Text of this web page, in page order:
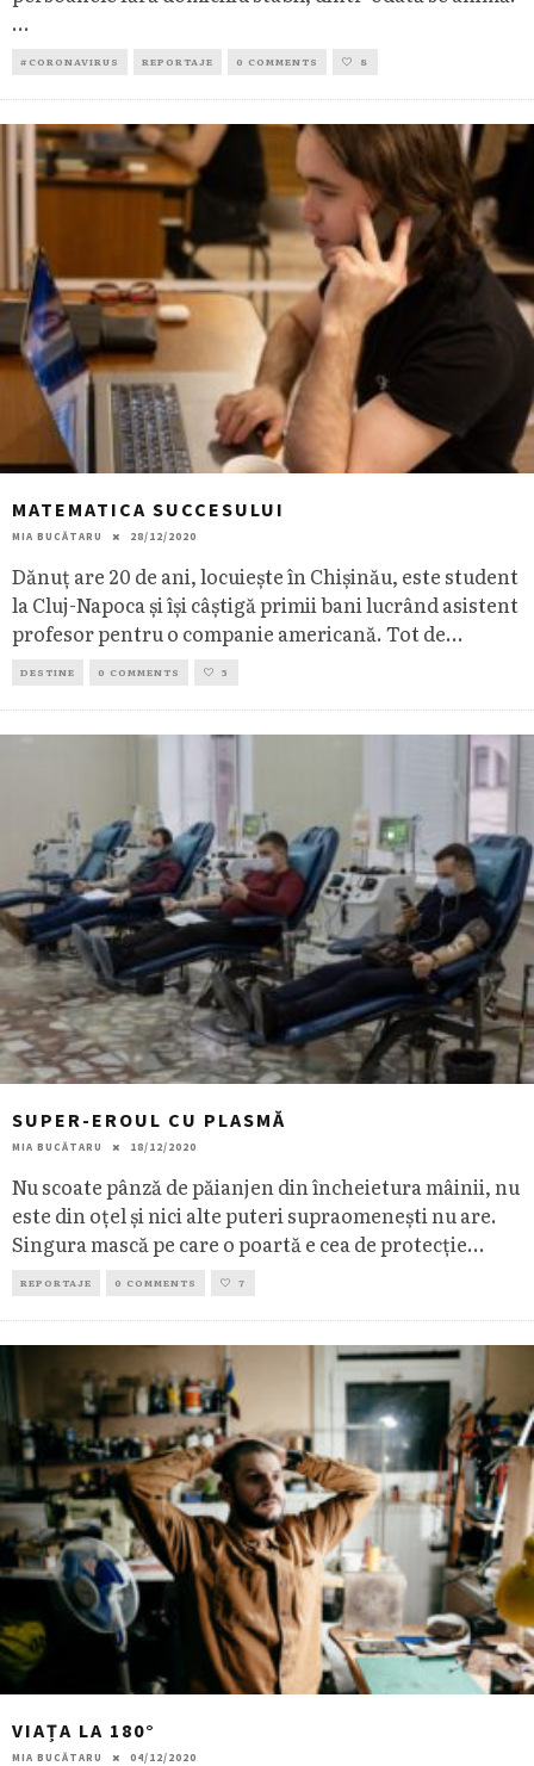
...
#CORONAVIRUS REPORTAJE 0 COMMENTS 8
MATEMATICA SUCCESULUI
MIA BUCĂTARU 28/12/2020
Dănuț are 20 de ani, locuiește în Chișinău, este student
la Cluj-Napoca și își câștigă primii bani lucrând asistent
profesor pentru o companie americană. Tot de...
DESTINE 0 COMMENTS 5
SUPER-EROUL CU PLASMĂ
MIA BUCĂTARU 18/12/2020
Nu scoate pânză de păianjen din încheietura mâinii, nu
este din oțel și nici alte puteri supraomenești nu are.
Singura mască pe care o poartă e cea de protecție...
REPORTAJE 0 COMMENTS 7
VIAȚA LA 180°
MIA BUCĂTARU 04/12/2020